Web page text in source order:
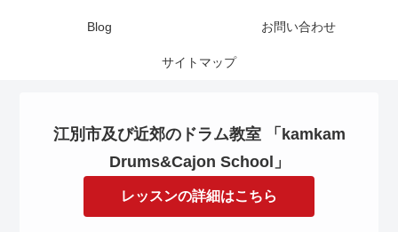
Blog お問い合わせ
サイトマップ
江別市及び近郊のドラム教室 「kamkam
Drums&Cajon School」
レッスンの詳細はこちら